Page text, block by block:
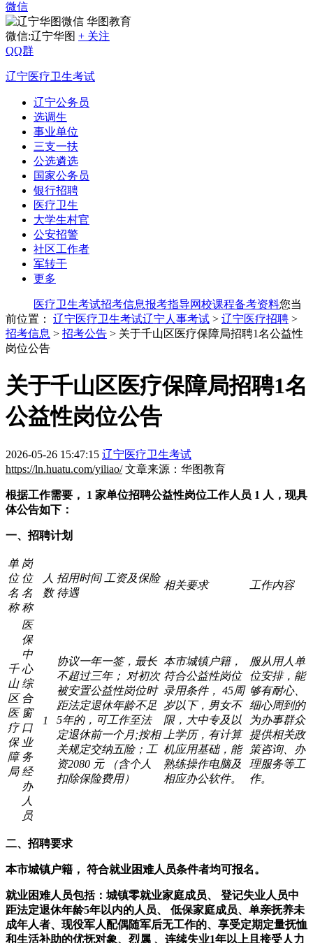
微信
华图教育
微信:辽宁华图 + 关注
QQ群
辽宁医疗卫生考试
辽宁公务员
选调生
事业单位
三支一扶
公选遴选
国家公务员
银行招聘
医疗卫生
大学生村官
公安招警
社区工作者
军转干
更多
医疗卫生考试招考信息报考指导网校课程备考资料您当
前位置： 辽宁医疗卫生考试辽宁人事考试 > 辽宁医疗招聘 >
招考信息 > 招考公告 > 关于千山区医疗保障局招聘1名公益性
岗位公告
关于千山区医疗保障局招聘1名
公益性岗位公告
2026-05-26 15:47:15 辽宁医疗卫生考试
https://ln.huatu.com/yiliao/ 文章来源：华图教育
根据工作需要， 1 家单位招聘公益性岗位工作人员 1 人，现具
体公告如下：
一、招聘计划
单
位
名
称
岗
位
名
称
人
数
招用时间 工资及保险
待遇
相关要求 工作内容
千
山
区
医
疗
保
障
局
医
保
中
心
综
合
窗
口
业
务
经
办
人
员
1
协议一年一签，最长
不超过三年； 对初次
被安置公益性岗位时
距法定退休年龄不足
5年的，可工作至法
定退休前一个月;按相
关规定交纳五险；工
资2080 元
（含个人
扣除保险费用）
本市城镇户籍，
符合公益性岗位
录用条件， 45周
岁以下，男女不
限，大中专及以
上学历，有计算
机应用基础，能
熟练操作电脑及
相应办公软件。
服从用人单
位安排，能
够有耐心、
细心周到的
为办事群众
提供相关政
策咨询、办
理服务等工
作。
二、招聘要求
本市城镇户籍， 符合就业困难人员条件者均可报名。
就业困难人员包括：城镇零就业家庭成员、
登记失业人员中
距法定退休年龄5年以内的人员、
低保家庭成员、单亲抚养未
成年人者、现役军人配偶随军后无工作的、享受定期定量抚恤
和生活补助的优抚对象、烈属 、连续失业1年以上且接受人力